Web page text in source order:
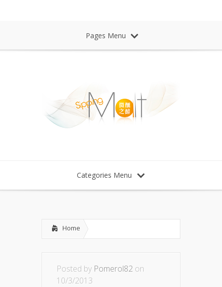
Pages Menu
Categories Menu
Home
Posted by Pomerol82 on
10/3/2013